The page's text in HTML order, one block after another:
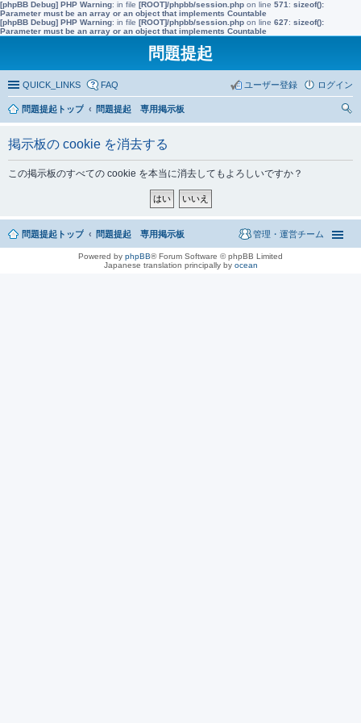
[phpBB Debug] PHP Warning: in file [ROOT]/phpbb/session.php on line 571 : sizeof():
Parameter must be an array or an object that implements Countable
[phpBB Debug] PHP Warning: in file [ROOT]/phpbb/session.php on line 627: sizeof():
Parameter must be an array or an object that implements Countable
問題提起
QUICK_LINKS FAQ ログイン
ユーザー登録
問題提起トップ
問題提起 専用掲示板
掲示板の cookie を消去する
この掲示板のすべての cookie を本当に消去してもよろしいですか？
問題提起トップ 問題提起 専用掲示板 管理・運営チーム
Powered by phpBB® Forum Software © phpBB Limited
Japanese translation principally by ocean